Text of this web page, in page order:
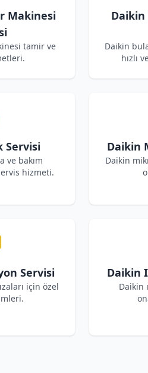
Makinesi
tamir ve
Daikin
Daikin
hızlı
Servisi
ve bakım
hizmeti.
Daikin
Daikin
Servisi
için özel
Daikin
Daikin